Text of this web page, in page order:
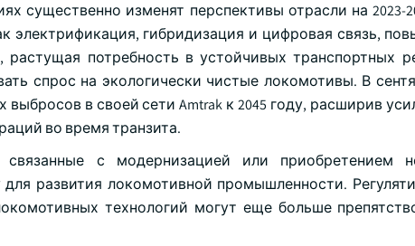
существенно изменят перспективы отрасли на 2023-
электрификация, гибридизация и цифровая связь,
потребность в устойчивых транспортных
спрос на экологически чистые локомотивы. В
выбросов в своей сети Amtrak к 2045 году, расширив
во время транзита.
с модернизацией или приобретением
развития локомотивной промышленности.
технологий могут еще больше